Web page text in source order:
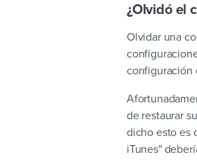
¿Olvidó el
Olvidar una
configuración
de restaurar
dicho esto es
iTunes"